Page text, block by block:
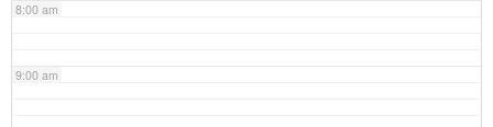
8:00 am
9:00 am